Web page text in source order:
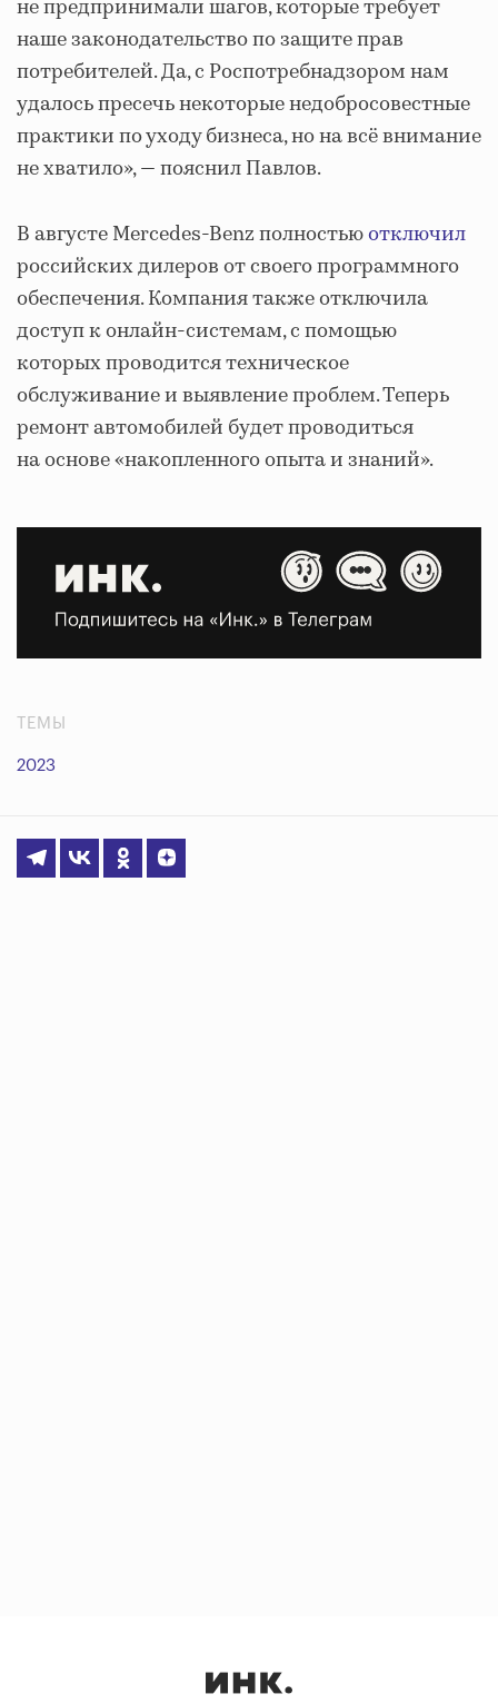
не предпринимали шагов, которые требует
наше законодательство по защите прав
потребителей. Да, с Роспотребнадзором нам
удалось пресечь некоторые недобросовестные
практики по уходу бизнеса, но на всё внимание
не хватило», — пояснил Павлов.
В августе Mercedes-Benz полностьюотключил
российских дилеров от своего программного
обеспечения. Компания также отключила
доступ к онлайн-системам, с помощью
которых проводится техническое
обслуживание и выявление проблем. Теперь
ремонт автомобилей будет проводиться
на основе «накопленного опыта и знаний».
ТЕМЫ
2023